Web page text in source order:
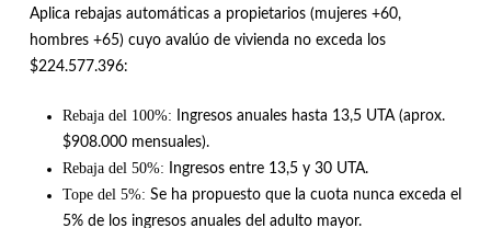
Aplica rebajas automáticas a propietarios (mujeres +60,
hombres +65) cuyo avalúo de vivienda no exceda los
$224.577.396:
Rebaja del 100%: Ingresos anuales hasta 13,5 UTA (aprox.
$908.000 mensuales).
Rebaja del 50%: Ingresos entre 13,5 y 30 UTA.
Tope del 5%: Se ha propuesto que la cuota nunca exceda el
5% de los ingresos anuales del adulto mayor.